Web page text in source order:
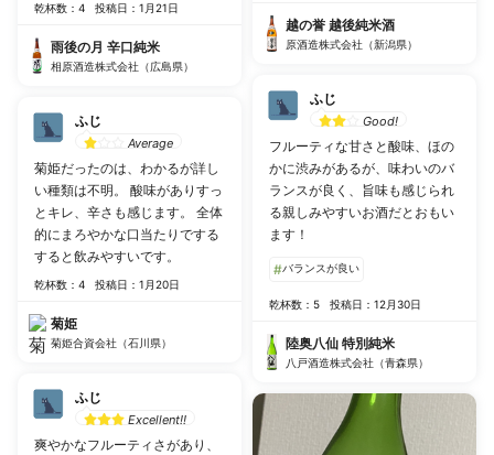
乾杯数：4 投稿日：1月21日
雨後の月 辛口純米
相原酒造株式会社（広島県）
ふじ
Average
菊姫だったのは、わかるが詳し
い種類は不明。 酸味がありすっ
とキレ、辛さも感じます。 全体
的にまろやかな口当たりでする
すると飲みやすいです。
乾杯数：4 投稿日：1月20日
菊姫
菊姫合資会社（石川県）
ふじ
Excellent!!
爽やかなフルーティさがあり、
越の誉 越後純米酒
原酒造株式会社（新潟県）
ふじ
Good!
フルーティな甘さと酸味、ほの
かに渋みがあるが、味わいのバ
ランスが良く、旨味も感じられ
る親しみやすいお酒だとおもい
ます！
#バランスが良い
乾杯数：5 投稿日：12月30日
陸奥八仙 特別純米
八戸酒造株式会社（青森県）